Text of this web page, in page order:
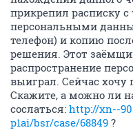
прикрепил расписку
персональными
телефон) и копию
решения. Этот
распространение
выиграл. Сейчас хочу
Скажите, а можно ли
сослаться: http://xn--
p1ai/bsr/case/68849 ?